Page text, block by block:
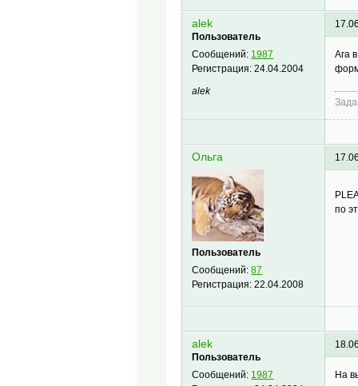
alek
Пользователь
Сообщений: 1987
Регистрация:24.04.2004
alek
Ага
Ольга
Пользователь
Сообщений:87
Регистрация:22.04.2008
по
alek
Пользователь
Сообщений: 1987
На